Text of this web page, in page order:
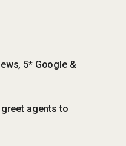
5* Google &
agents to